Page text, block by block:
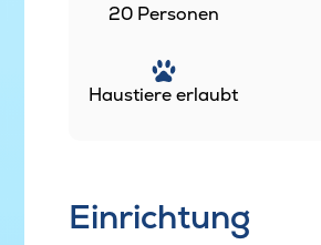
20 Personen
Haustiere erlaubt
Einrichtung